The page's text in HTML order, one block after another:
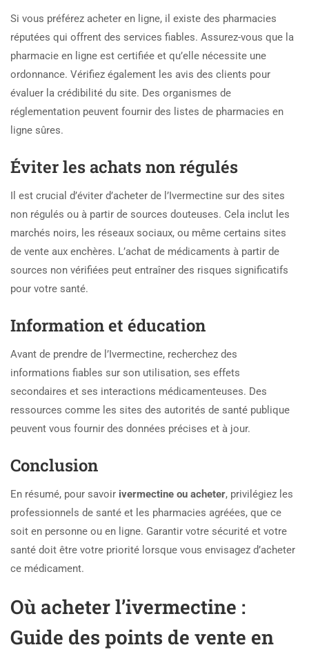
Si vous préférez acheter en ligne, il existe des pharmacies
réputées qui offrent des services fiables. Assurez-vous que la
pharmacie en ligne est certifiée et qu’elle nécessite une
ordonnance. Vérifiez également les avis des clients pour
évaluer la crédibilité du site. Des organismes de
réglementation peuvent fournir des listes de pharmacies en
ligne sûres.
Éviter les achats non régulés
Il est crucial d’éviter d’acheter de l’Ivermectine sur des sites
non régulés ou à partir de sources douteuses. Cela inclut les
marchés noirs, les réseaux sociaux, ou même certains sites
de vente aux enchères. L’achat de médicaments à partir de
sources non vérifiées peut entraîner des risques significatifs
pour votre santé.
Information et éducation
Avant de prendre de l’Ivermectine, recherchez des
informations fiables sur son utilisation, ses effets
secondaires et ses interactions médicamenteuses. Des
ressources comme les sites des autorités de santé publique
peuvent vous fournir des données précises et à jour.
Conclusion
En résumé, pour savoir ivermectine ou acheter, privilégiez les
professionnels de santé et les pharmacies agréées, que ce
soit en personne ou en ligne. Garantir votre sécurité et votre
santé doit être votre priorité lorsque vous envisagez d’acheter
ce médicament.
Où acheter l’ivermectine :
Guide des points de vente en